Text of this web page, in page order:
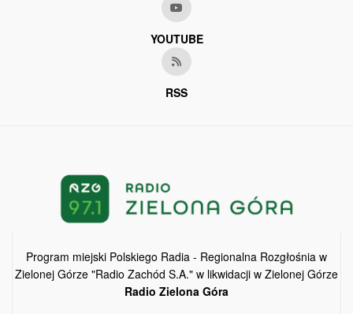
YOUTUBE
RSS
Program miejski Polskiego Radia - Regionalna Rozgłośnia w
Zielonej Górze "Radio Zachód S.A." w likwidacji w Zielonej Górze
Radio Zielona Góra